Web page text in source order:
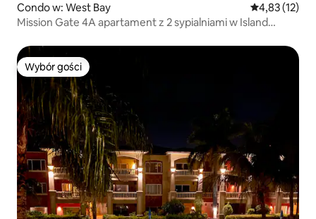
Condo w: West Bay Średnia
4,83 (12)
Mission Gate 4A apartament z 2 sypialniami w Island
Wybór gości
Wybór gości